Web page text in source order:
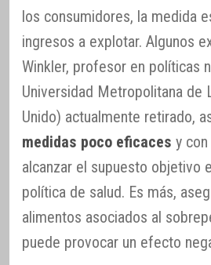
los consumidores, la medida
ingresos a explotar. Algunos
Winkler, profesor en políticas
Universidad Metropolitana de
Unido) actualmente retirado,
medidas poco eficaces y
alcanzar el supuesto objetivo
política de salud. Es más,
alimentos asociados al
puede provocar un efecto